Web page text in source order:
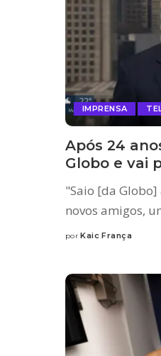
IMPRENSA
Após 24
Globo e vai
"Saio [da Globo]
novos amigos,
Posted
por Kaic França